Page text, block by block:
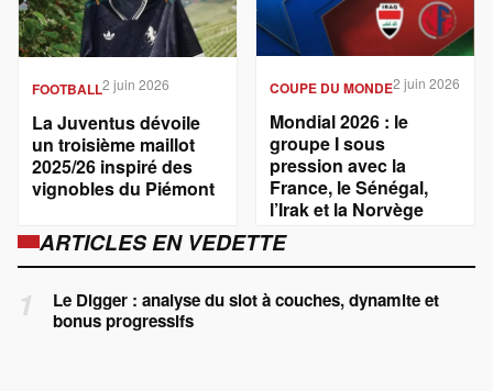
FOOTBALL2 juin 2026
La Juventus dévoile
un troisième maillot
2025/26 inspiré des
vignobles du Piémont
COUPE DU MONDE2 juin 2026
Mondial 2026 : le
groupe I sous
pression avec la
France, le Sénégal,
l’Irak et la Norvège
ARTICLES EN VEDETTE
1
Le Digger : analyse du slot à couches, dynamite et
bonus progressifs